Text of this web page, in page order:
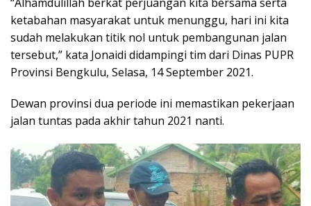
ketabahan masyarakat untuk menunggu, hari ini kita
sudah melakukan titik nol untuk pembangunan jalan
tersebut,” kata Jonaidi didampingi tim dari Dinas PUPR
Provinsi Bengkulu, Selasa, 14 September 2021.
Dewan provinsi dua periode ini memastikan pekerjaan
jalan tuntas pada akhir tahun 2021 nanti.